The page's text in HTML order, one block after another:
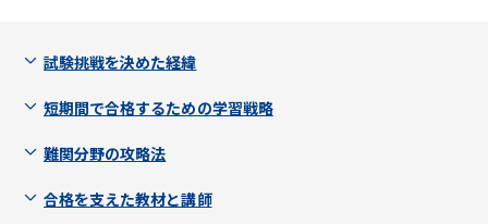
試験挑戦を決めた経緯
短期間で合格するための学習戦略
難関分野の攻略法
合格を支えた教材と講師